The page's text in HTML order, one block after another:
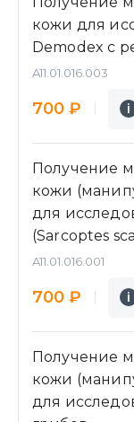
кожи для
Demodex с
A11.01.016.003
700 ₽ i
Получение
кожи
для
(Sarcoptes
A11.01.016.001
700 ₽ i
Получение
кожи
для